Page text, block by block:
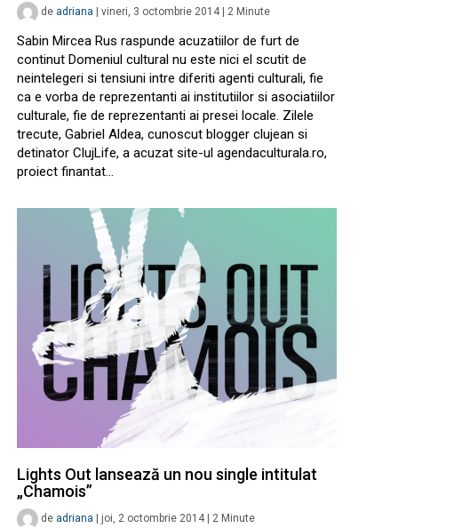
de adriana vineri, 3 octombrie 2014 2 Minute
Sabin Mircea Rus raspunde acuzatiilor de furt de
continut Domeniul cultural nu este nici el scutit de
neintelegeri si tensiuni intre diferiti agenti culturali, fie
ca e vorba de reprezentanti ai institutiilor si asociatiilor
culturale, fie de reprezentanti ai presei locale. Zilele
trecute, Gabriel Aldea, cunoscut blogger clujean si
detinator ClujLife, a acuzat site-ul agendaculturala.ro,
proiect finantat…
Lights Out lansează un nou single intitulat
„Chamois”
de adriana joi, 2 octombrie 2014 2 Minute